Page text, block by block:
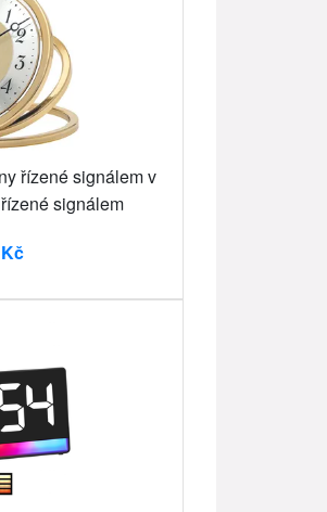
řízené signálem v
signálem